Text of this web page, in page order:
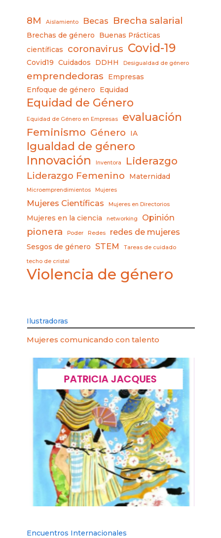
8M Aislamiento Becas Brecha salarial
Brechas de género
Buenas Prácticas
científicas
coronavirus Covid-19
Covid19 Cuidados DDHH Desigualdad de género
emprendedoras
Empresas
Enfoque de género
Equidad
Equidad de Género
Equidad de Género en Empresas evaluación
Feminismo Género IA
Igualdad de género
Innovación Inventora Liderazgo
Liderazgo Femenino Maternidad
Microemprendimientos Mujeres
Mujeres Científicas Mujeres en Directorios
Mujeres en la ciencia networking Opinión
pionera Poder Redes redes de mujeres
Sesgos de género STEM Tareas de cuidado
techo de cristal
Violencia de género
Ilustradoras
Mujeres comunicando con talento
PATRICIA JACQUES
Encuentros Internacionales